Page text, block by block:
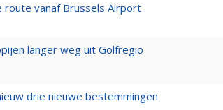
route vanaf Brussels Airport
langer weg uit Golfregio
drie nieuwe bestemmingen